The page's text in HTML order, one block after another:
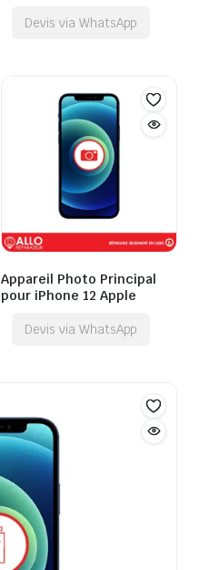
Devis via WhatsApp
Appareil Photo Principal
pour iPhone 12 Apple
Devis via WhatsApp